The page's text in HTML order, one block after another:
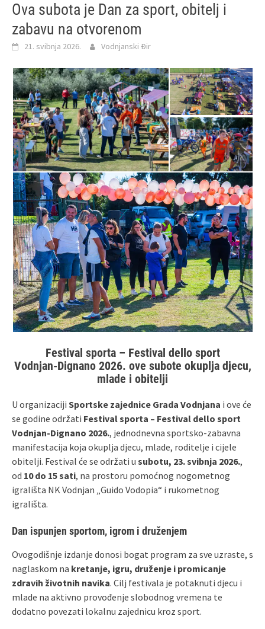
Ova subota je Dan za sport, obitelj i
zabavu na otvorenom
21. svibnja 2026. Vodnjanski Đir
Festival sporta – Festival dello sport
Vodnjan‑Dignano 2026. ove subote okuplja djecu,
mlade i obitelji
U organizaciji Sportske zajednice Grada Vodnjana i ove će
se godine održati Festival sporta – Festival dello sport
Vodnjan‑Dignano 2026., jednodnevna sportsko‑zabavna
manifestacija koja okuplja djecu, mlade, roditelje i cijele
obitelji. Festival će se održati u subotu, 23. svibnja 2026.,
od 10 do 15 sati, na prostoru pomoćnog nogometnog
igrališta NK Vodnjan „Guido Vodopia“ i rukometnog
igrališta.
Dan ispunjen sportom, igrom i druženjem
Ovogodišnje izdanje donosi bogat program za sve uzraste, s
naglaskom na kretanje, igru, druženje i promicanje
zdravih životnih navika. Cilj festivala je potaknuti djecu i
mlade na aktivno provođenje slobodnog vremena te
dodatno povezati lokalnu zajednicu kroz sport.